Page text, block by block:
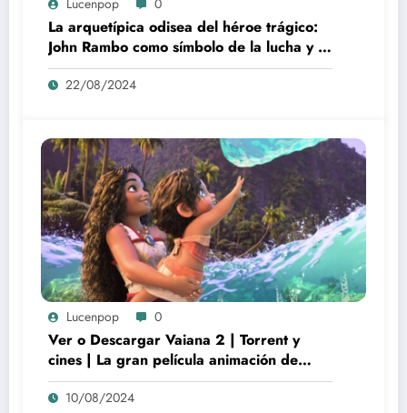
La arquetípica odisea del héroe trágico:
John Rambo como símbolo de la lucha y la
alienación en la modernidad
22/08/2024
Lucenpop 0
Ver o Descargar Vaiana 2 | Torrent y
cines | La gran película animación de
culto Disney | *****
10/08/2024